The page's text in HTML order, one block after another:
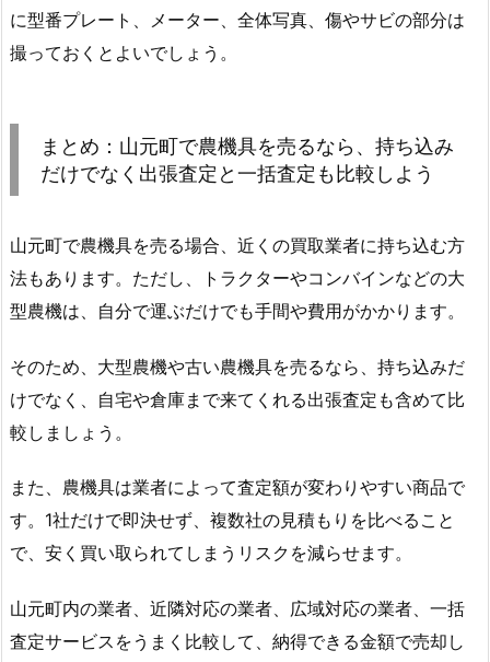
に型番プレート、メーター、全体写真、傷やサビの部分は
撮っておくとよいでしょう。
まとめ：山元町で農機具を売るなら、持ち込み
だけでなく出張査定と一括査定も比較しよう
山元町で農機具を売る場合、近くの買取業者に持ち込む方
法もあります。ただし、トラクターやコンバインなどの大
型農機は、自分で運ぶだけでも手間や費用がかかります。
そのため、大型農機や古い農機具を売るなら、持ち込みだ
けでなく、自宅や倉庫まで来てくれる出張査定も含めて比
較しましょう。
また、農機具は業者によって査定額が変わりやすい商品で
す。1社だけで即決せず、複数社の見積もりを比べること
で、安く買い取られてしまうリスクを減らせます。
山元町内の業者、近隣対応の業者、広域対応の業者、一括
査定サービスをうまく比較して、納得できる金額で売却し